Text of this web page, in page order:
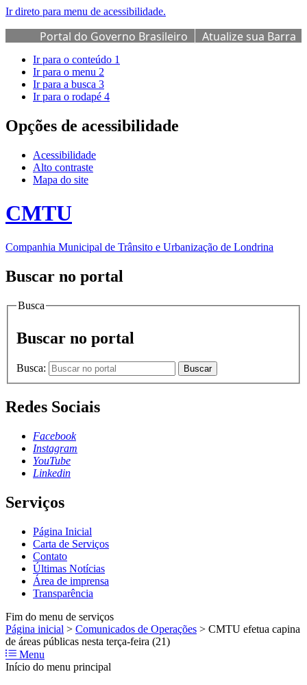
Ir direto para menu de acessibilidade.
Portal do Governo Brasileiro
Atualize sua Barra
de Governo
Ir para o conteúdo 1
Ir para o menu 2
Ir para a busca 3
Ir para o rodapé 4
Opções de acessibilidade
Acessibilidade
Alto contraste
Mapa do site
CMTU
Companhia Municipal de Trânsito e Urbanização de Londrina
Buscar no portal
Busca
Buscar no portal
Busca: Buscar
Redes Sociais
Facebook
Instagram
YouTube
Linkedin
Serviços
Página Inicial
Carta de Serviços
Contato
Últimas Notícias
Área de imprensa
Transparência
Fim do menu de serviços
Página inicial > Comunicados de Operações > CMTU efetua capina
de áreas públicas nesta terça-feira (21)
Menu
Início do menu principal